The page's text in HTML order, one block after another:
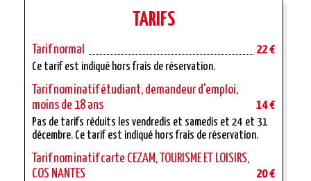
TARIFS
Tarif normal 22 €
Ce tarif est indiqué hors frais de réservation.
Tarif nominatif étudiant, demandeur d'emploi,
moins de 18 ans
14 €
Pas de tarifs réduits les vendredis et samedis et 24 et 31
décembre. Ce tarif est indiqué hors frais de réservation.
Tarif nominatif carte CEZAM, TOURISME ET LOISIRS,
COS NANTES
20 €